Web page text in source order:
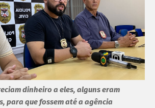
dinheiro a eles, alguns eram
para que fossem até a agência